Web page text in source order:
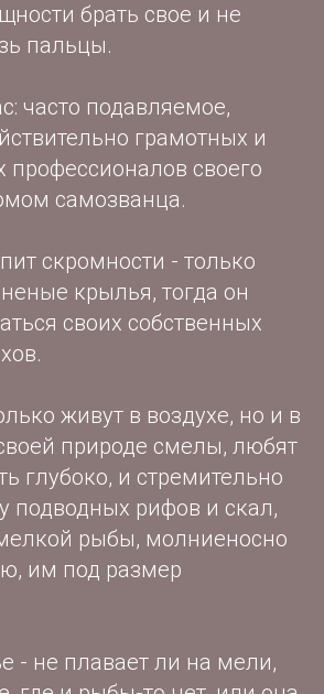
брать свое и не
пальцы.
часто подавляемое,
грамотных и
профессионалов своего
самозванца.
скромности - только
крылья, тогда он
своих собственных
живут в воздухе, но и в
природе смелы, любят
глубоко, и стремительно
подводных рифов и скал,
рыбы, молниеносно
им под размер
- не плавает ли на мели,